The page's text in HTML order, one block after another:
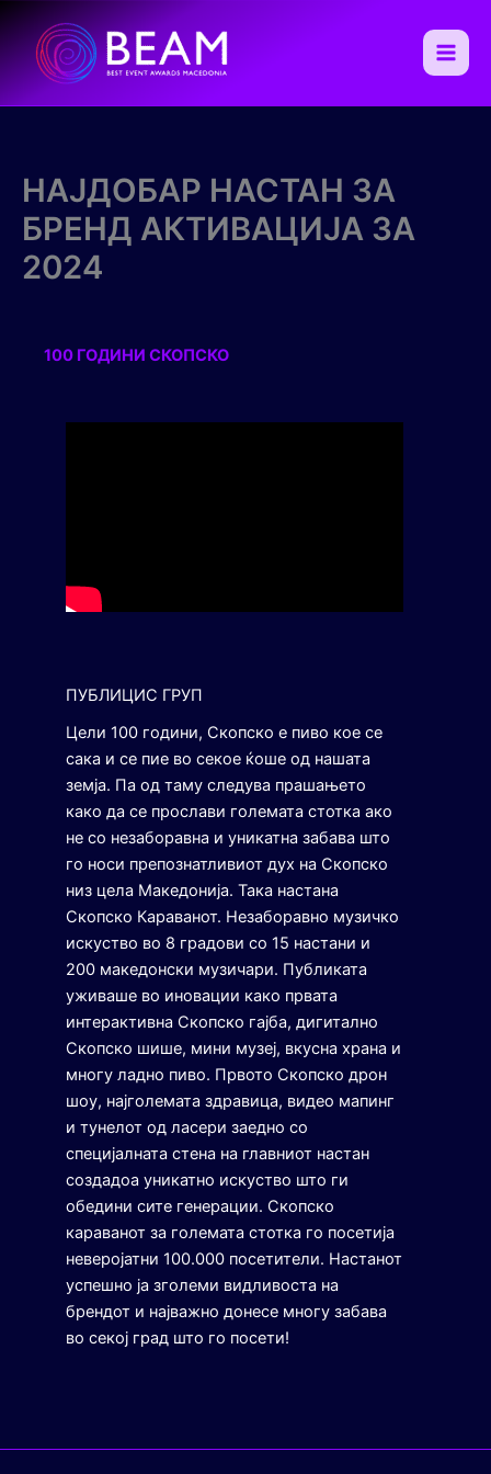
content
Main
НАЈДОБАР НАСТАН ЗА
БРЕНД АКТИВАЦИЈА ЗА
2024
100 ГОДИНИ СКОПСКО
ПУБЛИЦИС ГРУП
Цели 100 години, Скопско е пиво кое се
сака и се пие во секое ќоше од нашата
земја. Па од таму следува прашањето
како да се прослави големата стотка ако
не со незаборавна и уникатна забава што
го носи препознатливиот дух на Скопско
низ цела Македонија. Така настана
Скопско Караванот. Незаборавно музичко
искуство во 8 градови со 15 настани и
200 македонски музичари. Публиката
уживаше во иновации како првата
интерактивна Скопско гајба, дигитално
Скопско шише, мини музеј, вкусна храна и
многу ладно пиво. Првото Скопско дрон
шоу, најголемата здравица, видео мапинг
и тунелот од ласери заедно со
специјалната стена на главниот настан
создадоа уникатно искуство што ги
обедини сите генерации. Скопско
караванот за големата стотка го посетија
неверојатни 100.000 посетители. Настанот
успешно ја зголеми видливоста на
брендот и најважно донесе многу забава
во секој град што го посети!